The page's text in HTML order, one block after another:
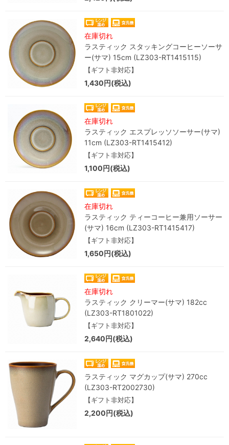
在庫切れ
ラスティック スタッキングコーヒーソーサ
ー(サマ) 15cm (LZ303-RT1415115)
【ギフト非対応】
1,430円(税込)
在庫切れ
ラスティック エスプレッソソーサー(サマ)
11cm (LZ303-RT1415412)
【ギフト非対応】
1,100円(税込)
在庫切れ
ラスティック ティーコーヒー兼用ソーサー
(サマ) 16cm (LZ303-RT1415417)
【ギフト非対応】
1,650円(税込)
在庫切れ
ラスティック クリーマー(サマ) 182cc
(LZ303-RT1801022)
【ギフト非対応】
2,640円(税込)
ラスティック マグカップ(サマ) 270cc
(LZ303-RT2002730)
【ギフト非対応】
2,200円(税込)